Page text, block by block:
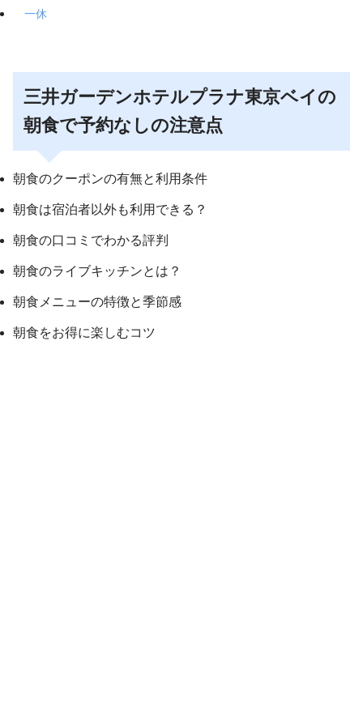
一休
三井ガーデンホテルプラナ東京ベイの
朝食で予約なしの注意点
朝食のクーポンの有無と利用条件
朝食は宿泊者以外も利用できる？
朝食の口コミでわかる評判
朝食のライブキッチンとは？
朝食メニューの特徴と季節感
朝食をお得に楽しむコツ